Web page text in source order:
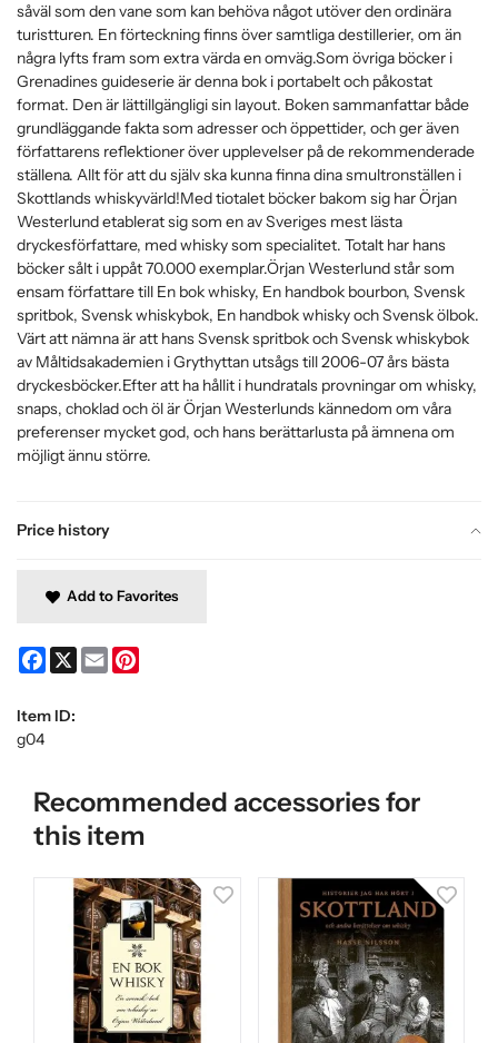
Price history
såväl som den vane som kan behöva något utöver den ordinära
turistturen. En förteckning finns över samtliga destillerier, om än
några lyfts fram som extra värda en omväg.Som övriga böcker i
Grenadines guideserie är denna bok i portabelt och påkostat
format. Den är lättillgängligi sin layout. Boken sammanfattar både
grundläggande fakta som adresser och öppettider, och ger även
författarens reflektioner över upplevelser på de rekommenderade
ställena. Allt för att du själv ska kunna finna dina smultronställen i
Skottlands whiskyvärld!Med tiotalet böcker bakom sig har Örjan
Westerlund etablerat sig som en av Sveriges mest lästa
dryckesförfattare, med whisky som specialitet. Totalt har hans
böcker sålt i uppåt 70.000 exemplar.Örjan Westerlund står som
ensam författare till En bok whisky, En handbok bourbon, Svensk
spritbok, Svensk whiskybok, En handbok whisky och Svensk ölbok.
Värt att nämna är att hans Svensk spritbok och Svensk whiskybok
av Måltidsakademien i Grythyttan utsågs till 2006-07 års bästa
dryckesböcker.Efter att ha hållit i hundratals provningar om whisky,
snaps, choklad och öl är Örjan Westerlunds kännedom om våra
preferenser mycket god, och hans berättarlusta på ämnena om
möjligt ännu större.
Add to Favorites
Facebook
X Email
Item ID:
g04
Recommended accessories for
this item